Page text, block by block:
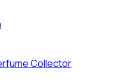
Collector